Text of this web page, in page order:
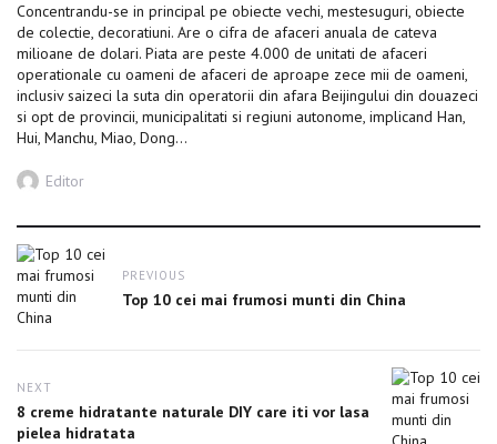
Concentrandu-se in principal pe obiecte vechi, mestesuguri, obiecte
de colectie, decoratiuni. Are o cifra de afaceri anuala de cateva
milioane de dolari. Piata are peste 4.000 de unitati de afaceri
operationale cu oameni de afaceri de aproape zece mii de oameni,
inclusiv saizeci la suta din operatorii din afara Beijingului din douazeci
si opt de provincii, municipalitati si regiuni autonome, implicand Han,
Hui, Manchu, Miao, Dong…
Author
Editor
Post
navigation
PREVIOUS
Previous
Top 10 cei mai frumosi munti din China
NEXT
Next
post:
8 creme hidratante naturale DIY care iti vor lasa
pielea hidratata